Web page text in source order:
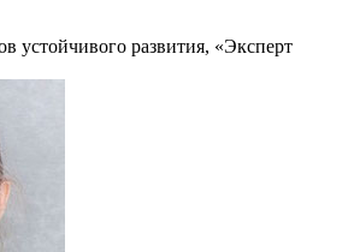
устойчивого развития, «Эксперт